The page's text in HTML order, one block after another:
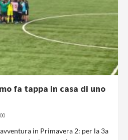
fa tappa in casa di uno
in Primavera 2: per la 3a